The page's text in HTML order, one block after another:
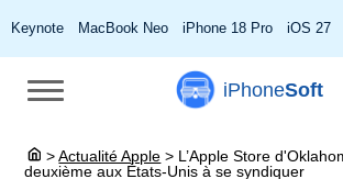
Keynote MacBook Neo iPhone 18 Pro iOS 27
iPhoneSoft
> Actualité Apple > L’Apple Store
deuxième aux États-Unis à se syndiquer